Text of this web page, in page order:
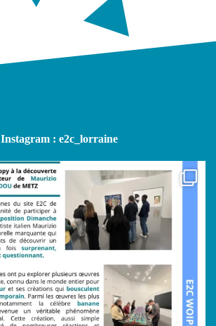
Instagram : e2c_lorraine